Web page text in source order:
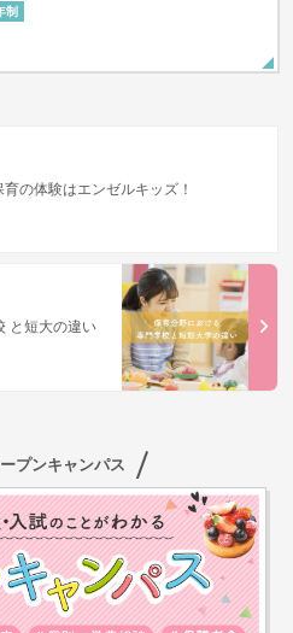
制
育の体験はエンゼルキッズ！
と短大の違い
プンキャンパス